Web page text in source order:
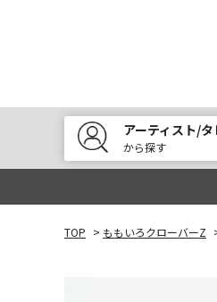
アーティスト/タ
から探す
TOP > ももいろクローバーZ